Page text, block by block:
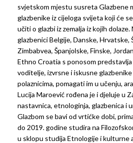
svjetskom mjestu susreta Glazbene
glazbenike iz cijeloga svijeta koji će
učiti o glazbi iz zemalja iz kojih
glazbenici Belgije, Danske, Hrvatske,
Zimbabvea, Španjolske, Finske,
Ethno Croatia s ponosom
voditelje, izvrsne i iskusne
polaznicima, pomagati im u učenju,
Lucija Maroević rođena je i djeluje u
nastavnica, etnologinja, glazbenica i
Glazbom se bavi od vrtićke dobi,
do 2019. godine studira na
u sklopu studija Etnologije i kulturne